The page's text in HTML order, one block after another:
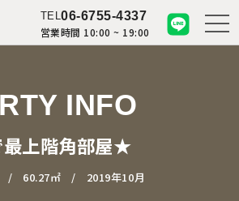
TEL06-6755-4337
営業時間 10:00 ~ 19:00
INFO
上階角部屋★
60.27㎡ 2019年10月